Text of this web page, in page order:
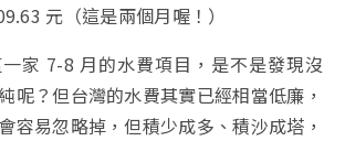
元（這是兩個月喔！）
家 7-8 月的水費項目，是不是發現沒
呢？但台灣的水費其實已經相當低廉，
容易忽略掉，但積少成多、積沙成塔，